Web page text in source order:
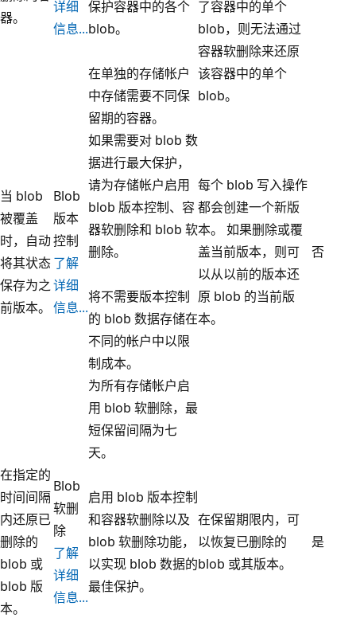
器。
详细
信息...
保护容器中的各个
blob。
在单独的存储帐户
中存储需要不同保
留期的容器。
了容器中的单个
blob，则无法通过
容器软删除来还原
该容器中的单个
blob。
当 blob
被覆盖
时，自动
将其状态
保存为之
前版本。
Blob
版本
控制
了解
详细
信息...
如果需要对 blob 数
据进行最大保护，
请为存储帐户启用
blob 版本控制、容
器软删除和 blob 软
删除。
将不需要版本控制
的 blob 数据存储在
不同的帐户中以限
制成本。
每个 blob 写入操作
都会创建一个新版
本。 如果删除或覆
盖当前版本，则可
以从以前的版本还
原 blob 的当前版
本。
否
在指定的
时间间隔
内还原已
删除的
blob 或
blob 版
本。
Blob
软删
除
了解
详细
信息...
为所有存储帐户启
用 blob 软删除，最
短保留间隔为七
天。
启用 blob 版本控制
和容器软删除以及
blob 软删除功能，
以实现 blob 数据的
最佳保护。
在保留期限内，可
以恢复已删除的
blob 或其版本。
是